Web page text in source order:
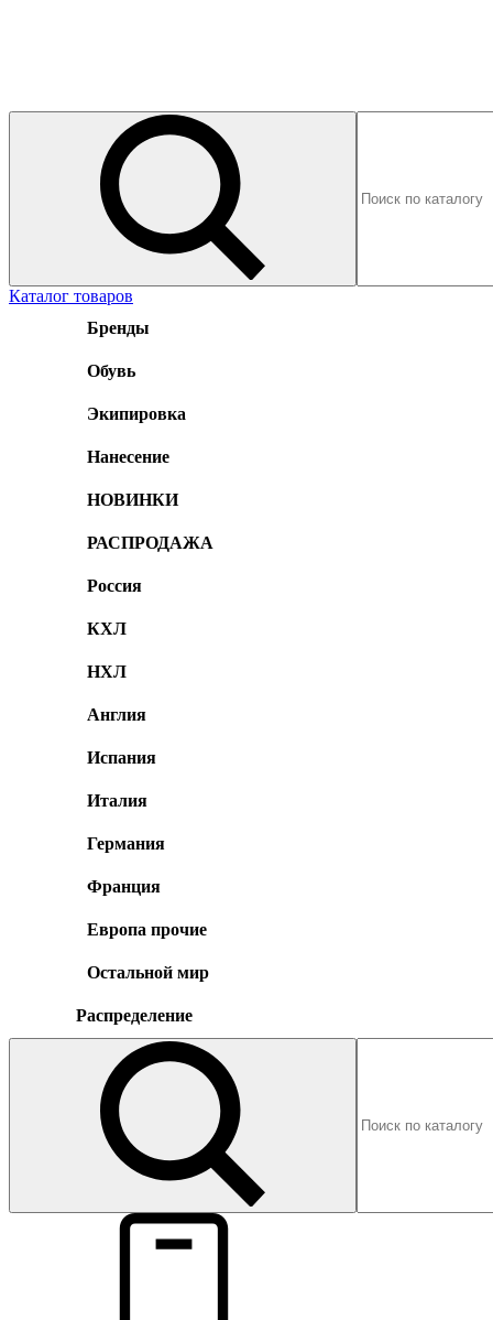
Каталог товаров
Бренды
Обувь
Экипировка
Нанесение
НОВИНКИ
РАСПРОДАЖА
Россия
КХЛ
НХЛ
Англия
Испания
Италия
Германия
Франция
Европа прочие
Остальной мир
Распределение